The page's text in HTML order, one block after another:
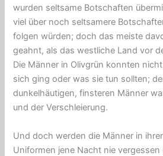
wurden seltsame Botschaften
viel über noch seltsamere
folgen würden; doch das meiste
geahnt, als das westliche Land vor
Die Männer in Olivgrün konnten
sich ging oder was sie tun sollten;
dunkelhäutigen, finsteren Männer
und der Verschleierung.
Und doch werden die Männer in
Uniformen jene Nacht nie